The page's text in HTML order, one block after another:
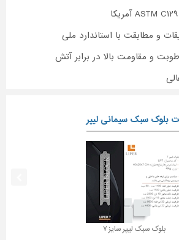
و مطابقت با استاندارد ملی
و مقاومت بالا در برابر آتش
بلوک سبک سیمانی لیپر
بلوک سبک لیپر سایز ۷